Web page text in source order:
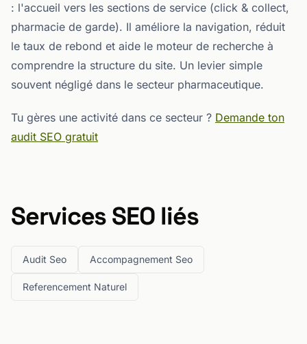
: l'accueil vers les sections de service (click & collect,
pharmacie de garde). Il améliore la navigation, réduit
le taux de rebond et aide le moteur de recherche à
comprendre la structure du site. Un levier simple
souvent négligé dans le secteur pharmaceutique.
Tu gères une activité dans ce secteur ? Demande ton
audit SEO gratuit
Services SEO liés
Audit Seo Accompagnement Seo
Referencement Naturel